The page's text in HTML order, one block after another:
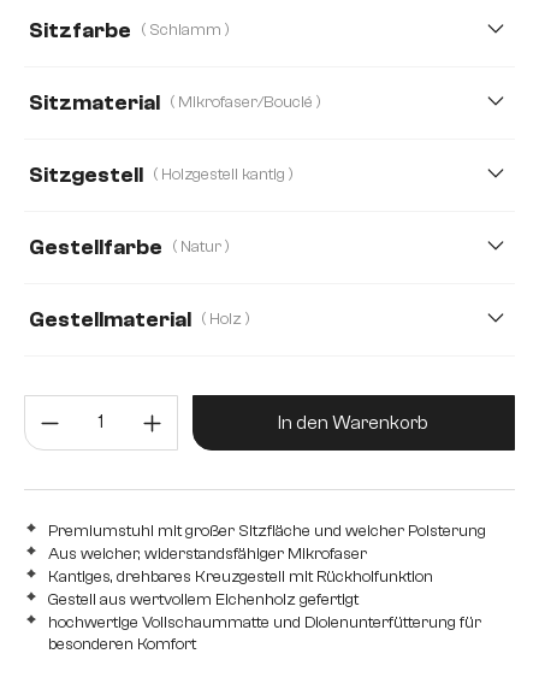
Sitzfarbe ( Schlamm )
Sitzmaterial ( Mikrofaser/Bouclé )
Sitzgestell ( Holzgestell kantig )
Gestellfarbe ( Natur )
Gestellmaterial ( Holz )
Metall Produkt Anzahl: Gib den
In den Warenkorb
Premiumstuhl mit großer Sitzfläche und weicher Polsterung
Aus weicher, widerstandsfähiger Mikrofaser
Kantiges, drehbares Kreuzgestell mit Rückholfunktion
Gestell aus wertvollem Eichenholz gefertigt
hochwertige Vollschaummatte und Diolenunterfütterung für
besonderen Komfort